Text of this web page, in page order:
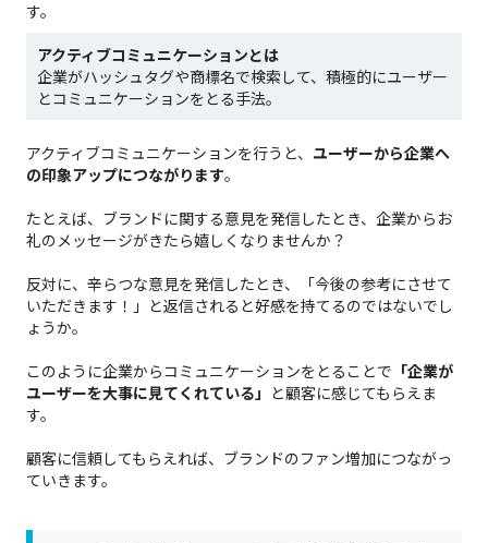
す。
アクティブコミュニケーションとは
企業がハッシュタグや商標名で検索して、積極的にユーザー
とコミュニケーションをとる手法。
アクティブコミュニケーションを行うと、 ユーザーから企業へ
の印象アップにつながります。
たとえば、ブランドに関する意見を発信したとき、企業からお
礼のメッセージがきたら嬉しくなりませんか？
反対に、辛らつな意見を発信したとき、「今後の参考にさせて
いただきます！」と返信されると好感を持てるのではないでし
ょうか。
このように企業からコミュニケーションをとることで 「企業が
ユーザーを大事に見てくれている」
と顧客に感じてもらえま
す。
顧客に信頼してもらえれば、ブランドのファン増加につながっ
ていきます。